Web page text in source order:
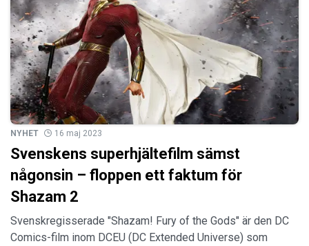
NYHET 16 maj 2023
Svenskens superhjältefilm sämst
någonsin – floppen ett faktum för
Shazam 2
Svenskregisserade "Shazam! Fury of the Gods" är den DC
Comics-film inom DCEU (DC Extended Universe) som